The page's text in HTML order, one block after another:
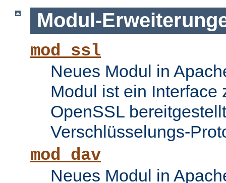
Modul-
mod_ssl
Neues Modul in
Modul ist ein Interface
OpenSSL
Verschlüsselungs-
mod_dav
Neues Modul in